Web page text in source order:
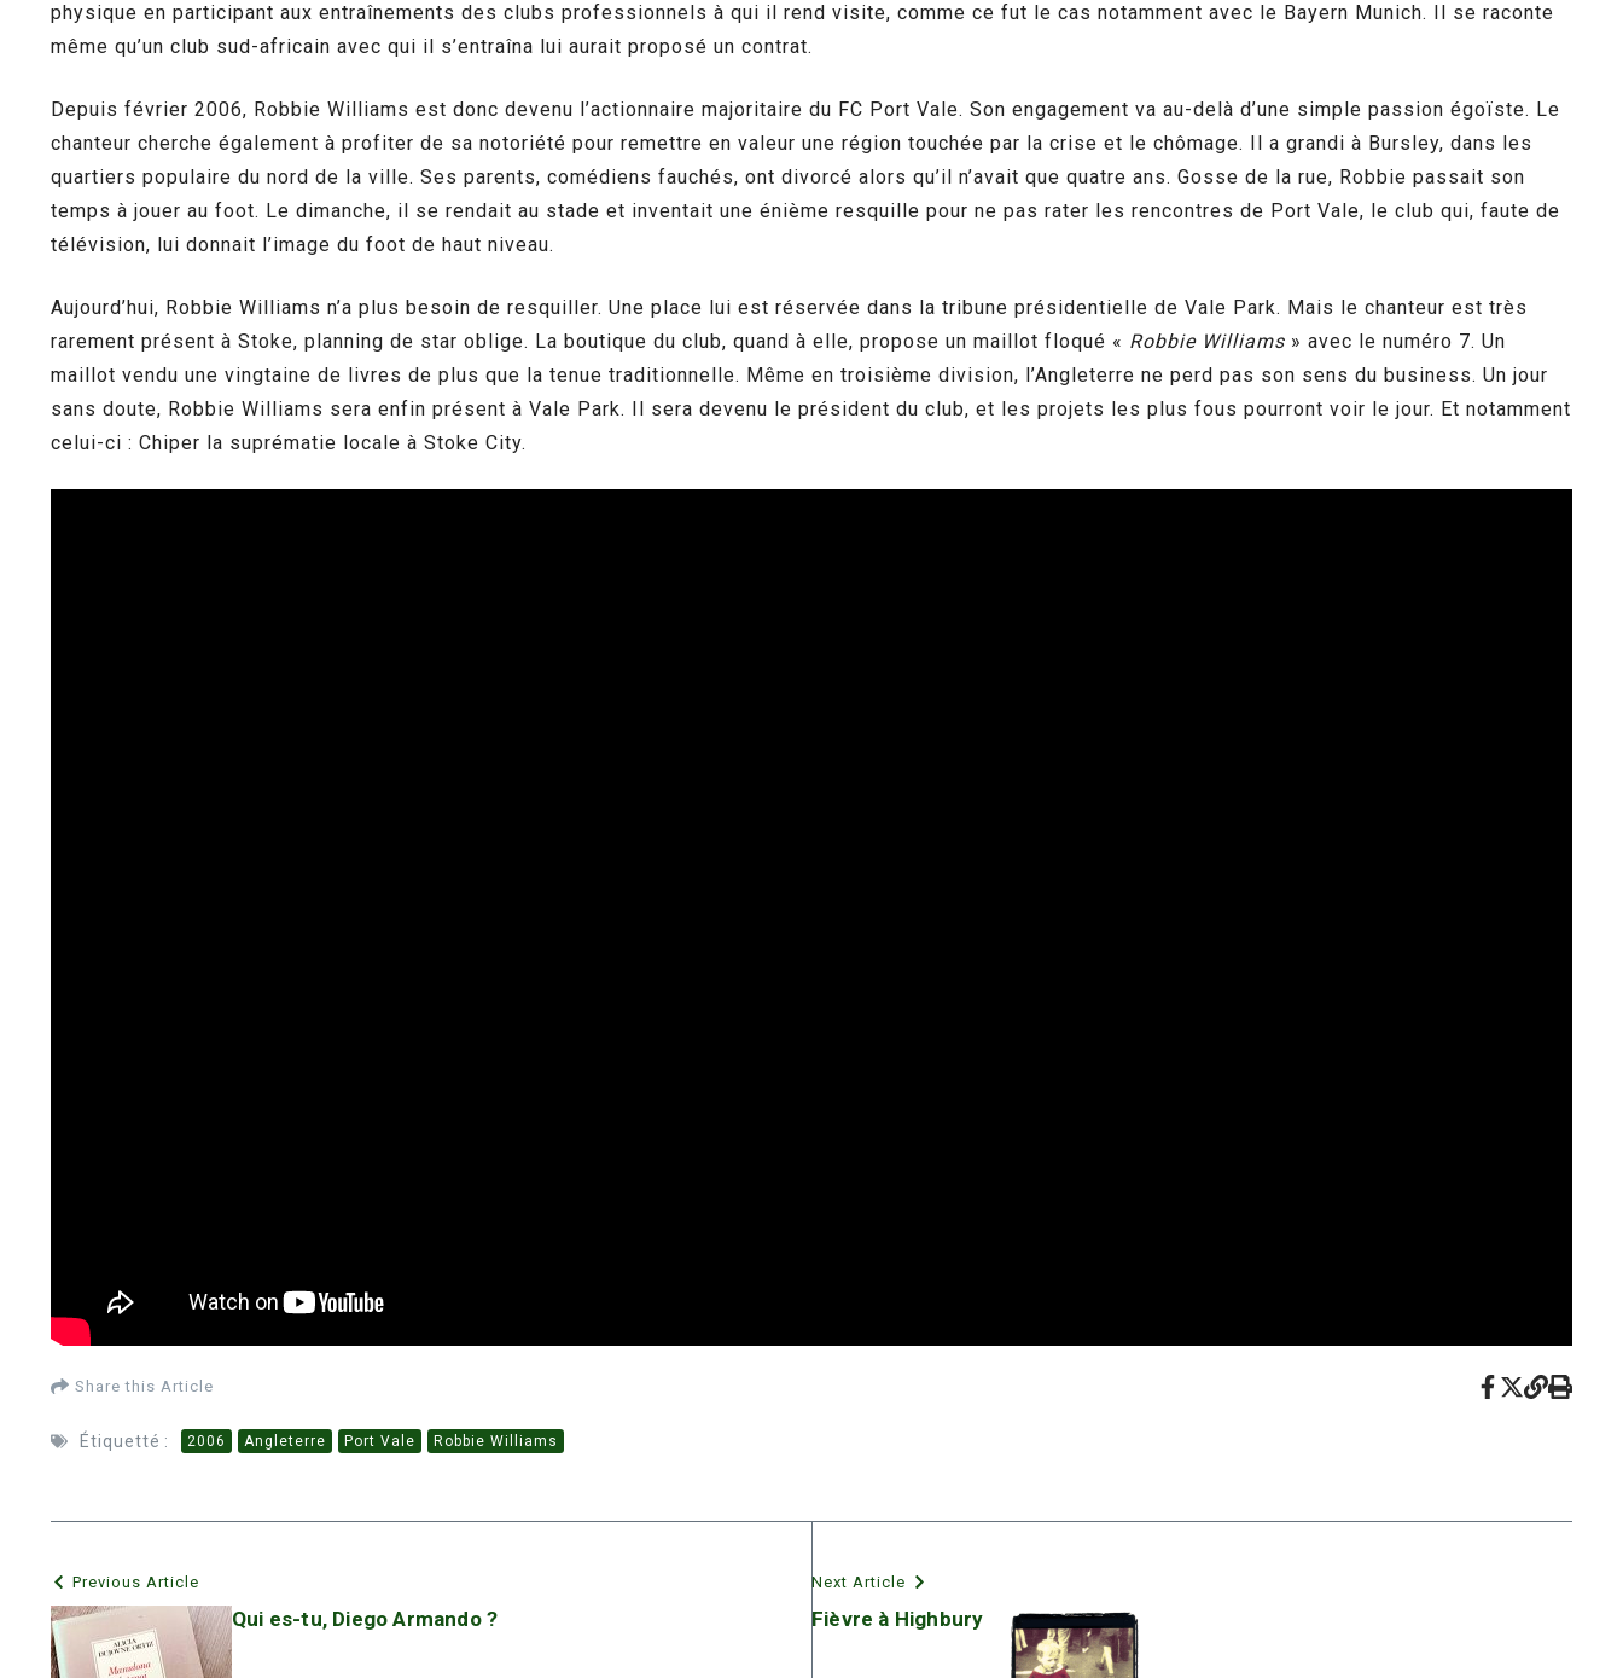
physique en participant aux entraînements des clubs professionnels à qui il rend visite, comme ce fut le cas notamment avec le Bayern Munich. Il se raconte
même qu’un club sud-africain avec qui il s’entraîna lui aurait proposé un contrat.
Depuis février 2006, Robbie Williams est donc devenu l’actionnaire majoritaire du FC Port Vale. Son engagement va au-delà d’une simple passion égoïste. Le
chanteur cherche également à profiter de sa notoriété pour remettre en valeur une région touchée par la crise et le chômage. Il a grandi à Bursley, dans les
quartiers populaire du nord de la ville. Ses parents, comédiens fauchés, ont divorcé alors qu’il n’avait que quatre ans. Gosse de la rue, Robbie passait son
temps à jouer au foot. Le dimanche, il se rendait au stade et inventait une énième resquille pour ne pas rater les rencontres de Port Vale, le club qui, faute de
télévision, lui donnait l’image du foot de haut niveau.
Aujourd’hui, Robbie Williams n’a plus besoin de resquiller. Une place lui est réservée dans la tribune présidentielle de Vale Park. Mais le chanteur est très
rarement présent à Stoke, planning de star oblige. La boutique du club, quand à elle, propose un maillot floqué « Robbie Williams » avec le numéro 7. Un
maillot vendu une vingtaine de livres de plus que la tenue traditionnelle. Même en troisième division, l’Angleterre ne perd pas son sens du business. Un jour
sans doute, Robbie Williams sera enfin présent à Vale Park. Il sera devenu le président du club, et les projets les plus fous pourront voir le jour. Et notamment
celui-ci : Chiper la suprématie locale à Stoke City.
Share this Article
Étiquetté : 2006 Angleterre Port Vale Robbie Williams
Previous Article
Qui es-tu, Diego Armando ?
Next Article
Fièvre à Highbury